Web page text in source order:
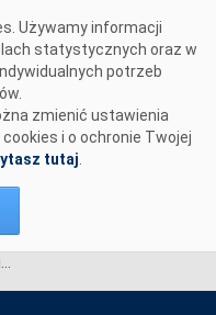
Używamy informacji
statystycznych oraz w
potrzeb
zmienić ustawienia
i o ochronie Twojej
tutaj
Strategiczna linia 400 kV na wschodzie Mazowsza z pozytywną decyzją środowiskową